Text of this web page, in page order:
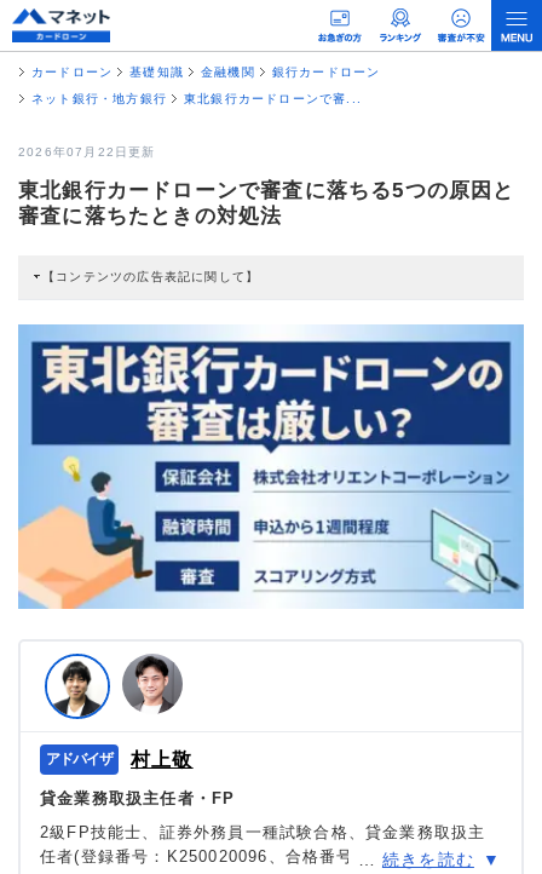
カードローン 基礎知識 金融機関
銀行カードローン
ネット銀行・地方銀行
東北銀行カードローンで審...
2026年07月22日更新
東北銀行カードローンで審査に落ちる5つの原因と
審査に落ちたときの対処法
【コンテンツの広告表記に関して】
だし、特定の商品を根拠なくPRするものではなく、当編集部の調査／ユーザー
への口コミ収集などに基づき、公平性を担保した情報提供を行っています。
>提携企業一覧
村上敬
貸金業務取扱主任者・FP
2級FP技能士、証券外務員一種試験合格、貸金業務取扱主
任者(登録番号：K250020096、合格番号：第F241000177
続きを読む